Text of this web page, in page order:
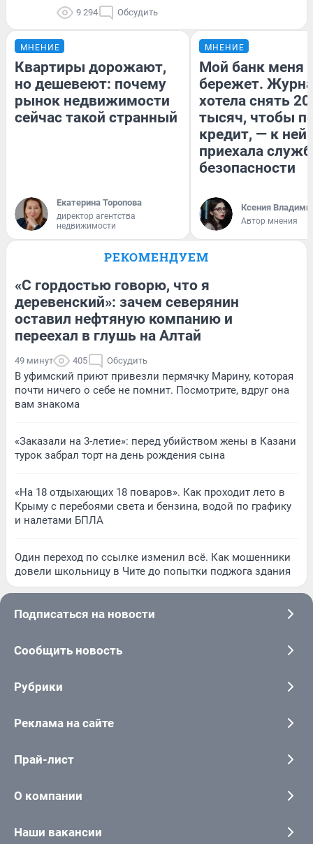
9 294 Обсудить
МНЕНИЕ
Квартиры дорожают,
но дешевеют: почему
рынок недвижимости
сейчас такой странный
Екатерина Торопова
директор агентства
недвижимости
МНЕНИЕ
Мой банк меня
бережет.
хотела снять
тысяч, чтобы
кредит, — к
приехала
безопасности
Ксения
Автор мнения
РЕКОМЕНДУЕМ
«С гордостью говорю, что я
деревенский»: зачем северянин
оставил нефтяную компанию и
переехал в глушь на Алтай
49 минут 405 Обсудить
В уфимский приют привезли пермячку Марину, которая
почти ничего о себе не помнит. Посмотрите, вдруг она
вам знакома
«Заказали на 3-летие»: перед убийством жены в Казани
турок забрал торт на день рождения сына
«На 18 отдыхающих 18 поваров». Как проходит лето в
Крыму с перебоями света и бензина, водой по графику
и налетами БПЛА
Один переход по ссылке изменил всё. Как мошенники
довели школьницу в Чите до попытки поджога здания
Подписаться на новости
Сообщить новость
Рубрики
Реклама на сайте
Прай-лист
О компании
Наши вакансии